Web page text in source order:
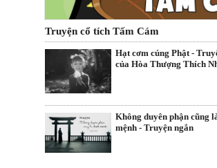
Truyện cổ tích Tấm Cám
Hạt cơm cúng Phật -
của Hòa Thượng Thích
Không duyên phận cũng
mệnh - Truyện ngắn